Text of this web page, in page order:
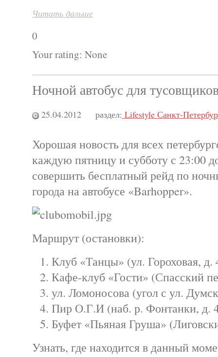
Читать дальше
0
Your rating: None
Ночной автобус для
25.04.2012 раздел: Lifestyle Санкт-
Хорошая новость для всех
каждую пятницу и субботу с 23:00
совершить бесплатный рейд по
города на автобусе «Barhopper».
Маршрут (остановки):
Клуб «Танцы» (ул. Гороховая, д.
Кафе-клуб «Гости» (Спасский
ул. Ломоносова (угол с ул.
Пир О.Г.И (наб. р. Фонтанки, д.
Буфет «Пьяная Груша»
Узнать, где находится в данный